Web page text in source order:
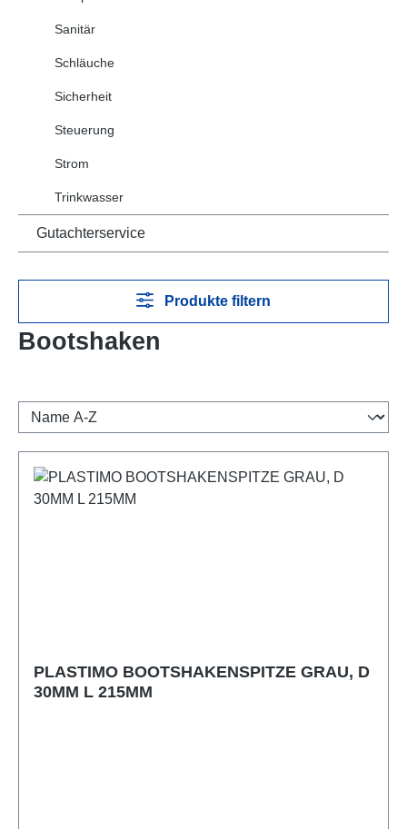
Sanitär
Schläuche
Sicherheit
Steuerung
Strom
Trinkwasser
Gutachterservice
Produkte filtern
Bootshaken
PLASTIMO BOOTSHAKENSPITZE GRAU, D
30MM L 215MM